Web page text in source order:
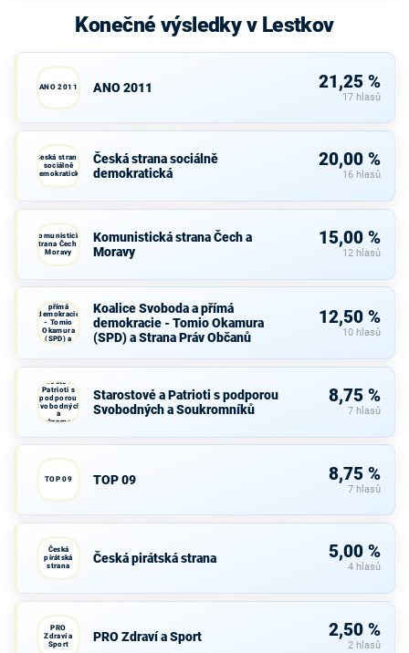
Konečné výsledky v Lestkov
ANO 2011 ANO 2011 21,25 %
17 hlasů
Česká strana
sociálně
demokratická
Česká strana sociálně
demokratická
20,00 %
16 hlasů
Komunistická
strana Čech a
Moravy
Komunistická strana Čech a
Moravy
15,00 %
12 hlasů
přímá
demokracie
- Tomio
Okamura
(SPD) a
Strana Práv
Koalice Svoboda a přímá
demokracie - Tomio Okamura
(SPD) a Strana Práv Občanů
12,50 %
10 hlasů
Starostové a
Patrioti s
podporou
Svobodných
a
Soukromníků
Starostové a Patrioti s podporou
Svobodných a Soukromníků
8,75 %
7 hlasů
TOP 09 TOP 09 8,75 %
7 hlasů
Česká
pirátská
strana
Česká pirátská strana 5,00 %
4 hlasů
PRO
Zdraví a
Sport
PRO Zdraví a Sport 2,50 %
2 hlasů